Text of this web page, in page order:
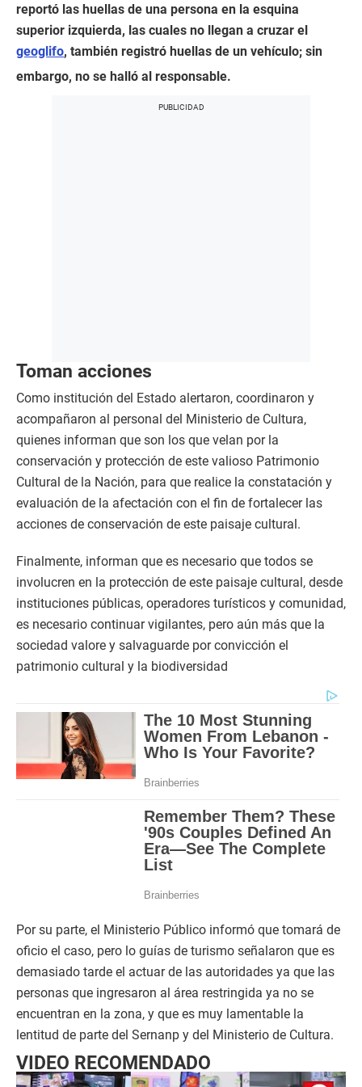
reportó las huellas de una persona en la esquina
superior izquierda, las cuales no llegan a cruzar el
geoglifo, también registró huellas de un vehículo; sin
embargo, no se halló al responsable.
Toman acciones
Como institución del Estado alertaron, coordinaron y
acompañaron al personal del Ministerio de Cultura,
quienes informan que son los que velan por la
conservación y protección de este valioso Patrimonio
Cultural de la Nación, para que realice la constatación y
evaluación de la afectación con el fin de fortalecer las
acciones de conservación de este paisaje cultural.
Finalmente, informan que es necesario que todos se
involucren en la protección de este paisaje cultural, desde
instituciones públicas, operadores turísticos y comunidad,
es necesario continuar vigilantes, pero aún más que la
sociedad valore y salvaguarde por convicción el
patrimonio cultural y la biodiversidad
Por su parte, el Ministerio Público informó que tomará de
oficio el caso, pero lo guías de turismo señalaron que es
demasiado tarde el actuar de las autoridades ya que las
personas que ingresaron al área restringida ya no se
encuentran en la zona, y que es muy lamentable la
lentitud de parte del Sernanp y del Ministerio de Cultura.
VIDEO RECOMENDADO